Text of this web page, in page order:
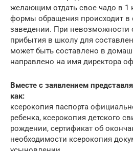
желающим отдать свое чадо в 1
формы обращения происходит в
заведении. При невозможности
прибытия в школу для
может быть составлено в
направлено на имя директора
Вместе с заявлением
как:
ксерокопия паспорта
ребенка, ксерокопия детского
рождении, сертификат об
необходимости ксерокопия